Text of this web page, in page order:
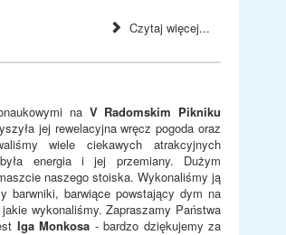
Czytaj więcej...
na V Radomskim Pikniku
jej rewelacyjna wręcz pogoda oraz
wiele ciekawych atrakcyjnych
energia i jej przemiany. Dużym
naszego stoiska. Wykonaliśmy ją
barwniki, barwiące powstający dym na
wykonaliśmy. Zapraszamy Państwa
Iga Monkosa - bardzo dziękujemy za